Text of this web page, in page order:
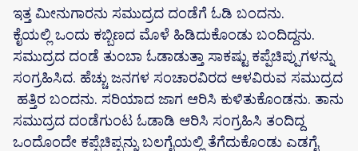
ಇತ್ತ ಮೀನುಗಾರನು ಸಮುದ್ರದ ದಂಡೆಗೆ ಓಡಿ ಬಂದನು.
ಕೈಯಲ್ಲಿ ಒಂದು ಕಬ್ಬಿಣದ ಮೊಳೆ ಹಿಡಿದುಕೊಂಡು ಬಂದಿದ್ದನು.
ಸಮುದ್ರದ ದಂಡೆ ತುಂಬಾ ಓಡಾಡುತ್ತಾ ಸಾಕಷ್ಟು ಕಪ್ಪೆಚಿಪ್ಪುಗಳನ್ನು
ಸಂಗ್ರಹಿಸಿದ. ಹೆಚ್ಚು ಜನಗಳ ಸಂಚಾರವಿರದ ಆಳವಿರುವ ಸಮುದ್ರದ
‌ ಹತ್ತಿರ ಬಂದನು. ಸರಿಯಾದ ಜಾಗ ಆರಿಸಿ ಕುಳಿತುಕೊಂಡನು. ತಾನು
ಸಮುದ್ರದ ದಂಡೆಗುಂಟ ಓಡಾಡಿ ಆರಿಸಿ ಸಂಗ್ರಹಿಸಿ ತಂದಿದ್ದ
ಒಂದೊಂದೇ ಕಪ್ಪೆಚಿಪ್ಪನ್ನು ಬಲಗೈಯಲ್ಲಿ ತೆಗೆದುಕೊಂಡು ಎಡಗೈ